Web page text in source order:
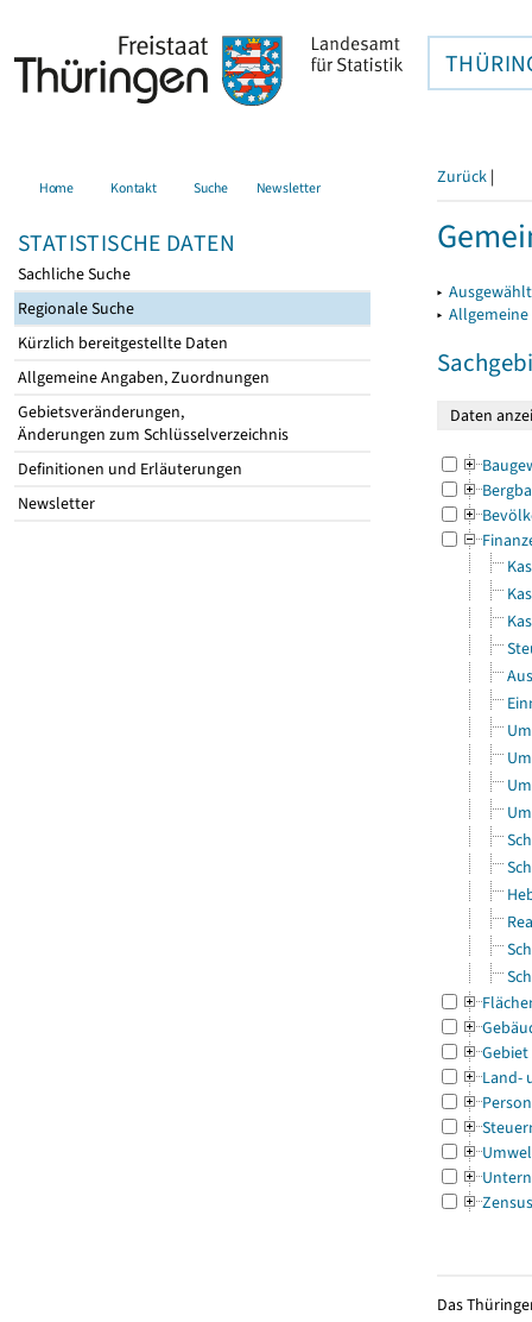
Home Kontakt Suche Newsletter
STATISTISCHE DATEN
Sachliche Suche
Regionale Suche
Kürzlich bereitgestellte Daten
Allgemeine Angaben, Zuordnungen
Gebietsveränderungen,
Änderungen zum Schlüsselverzeichnis
Definitionen und Erläuterungen
Newsletter
Zurück |
▸
▸
Gebiet
Land-
Zensus
Das